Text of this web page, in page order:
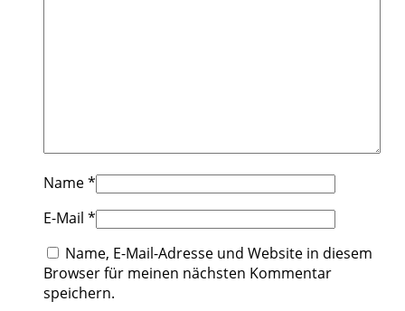
Name*
E-Mail *
Name, E-Mail-Adresse und Website in diesem
Browser für meinen nächsten Kommentar
speichern.